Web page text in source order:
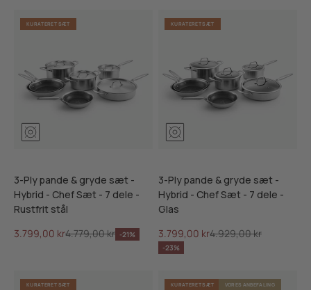
KURATERET SÆT
3-Ply pande & gryde sæt -
Hybrid - Chef Sæt - 7 dele -
Rustfrit stål
Salgspris
3.799,00 krNormalpris
4.779,00 kr -21%
KURATERET SÆT
3-Ply pande & gryde sæt -
Hybrid - Chef Sæt - 7 dele -
Glas
Salgspris
3.799,00 krNormalpris
4.929,00 kr
-23%
KURATERET SÆT KURATERET SÆT VORES ANBEFALING